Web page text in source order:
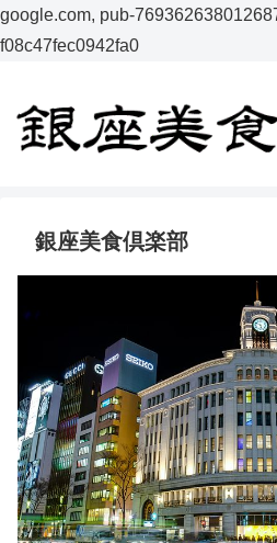
google.com, pub-
f08c47fec0942fa0
銀座美食倶楽部